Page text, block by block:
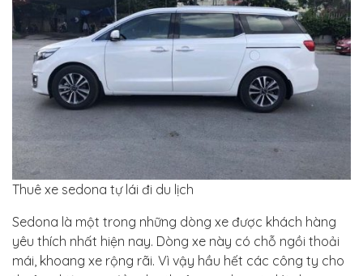
Thuê xe sedona tự lái đi du lịch
Sedona là một trong những dòng xe được khách hàng
yêu thích nhất hiện nay. Dòng xe này có chỗ ngồi thoải
mái, khoang xe rộng rãi. Vì vậy hầu hết các công ty cho